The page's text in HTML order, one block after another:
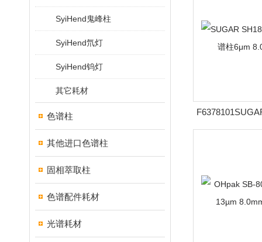
SyiHend鬼峰柱
SyiHend氘灯
SyiHend钨灯
其它耗材
色谱柱
其他进口色谱柱
固相萃取柱
色谱配件耗材
光谱耗材
排阻色谱柱